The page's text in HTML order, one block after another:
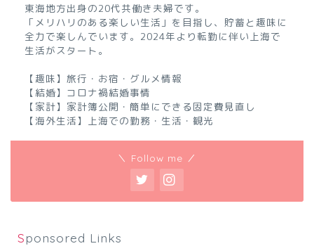
東海地方出身の20代共働き夫婦です。
「メリハリのある楽しい生活」を目指し、貯蓄と趣味に
全力で楽しんでいます。2024年より転勤に伴い上海で
生活がスタート。
【趣味】旅行・お宿・グルメ情報
【結婚】コロナ禍結婚事情
【家計】家計簿公開・簡単にできる固定費見直し
【海外生活】上海での勤務・生活・観光
＼ Follow me ／
Sponsored Links